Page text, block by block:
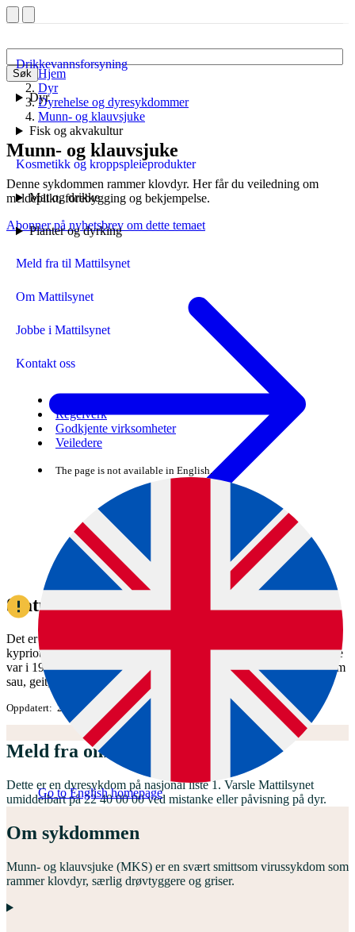
Søk
Drikkevannsforsyning
Dyr
Fisk og akvakultur
Kosmetikk og kroppspleieprodukter
Mat og drikke
Planter og dyrking
Meld fra til Mattilsynet
Om Mattilsynet
Jobbe i Mattilsynet
Kontakt oss
Regelverk
Godkjente virksomheter
Veiledere
The page is not available in English.
Go to English homepage
Hjem
Dyr
Dyrehelse og dyresykdommer
Munn- og klauvsjuke
Munn- og klauvsjuke
Denne sykdommen rammer klovdyr. Her får du veiledning om
meldeplikt, forebygging og bekjempelse.
Abonner på nyhetsbrev om dette temaet
Status munn- og klauvsjuke
Det er et pågående utbrudd av munn- og klauvsjuke på den
kypriotiske delen av Kypros og i Hellas. Siste kjente tilfelle i Norge
var i 1952. Sykdommen er svært smittsom og rammer klauvdyr som
sau, geit, storfe, svin og tamme og ville hjortedyr.
Oppdatert 24.03.2026
Meld fra om liste 1-sykdom
Dette er en dyresykdom på nasjonal liste 1. Varsle Mattilsynet
umiddelbart på 22 40 00 00 ved mistanke eller påvisning på dyr.
Om sykdommen
Munn- og klauvsjuke (MKS) er en svært smittsom virussykdom som
rammer klovdyr, særlig drøvtyggere og griser.